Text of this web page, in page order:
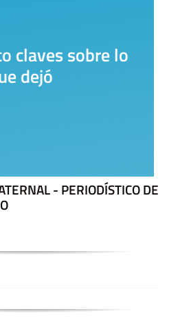
del Encuentro
- PERIODÍSTICO DE